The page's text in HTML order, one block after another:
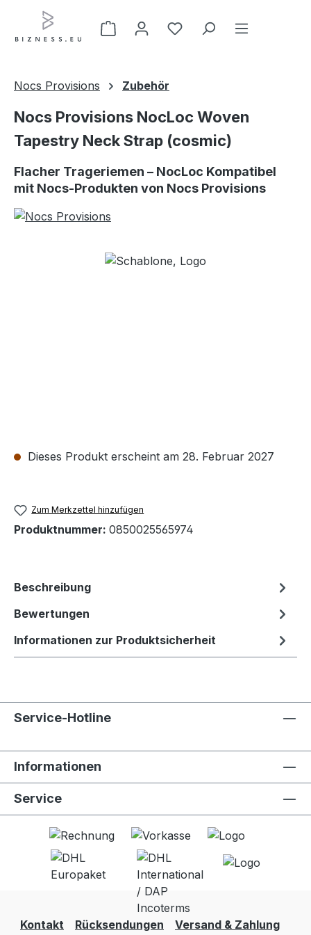
Zum Hauptinhalt springen
Nocs Provisions Zubehör
Nocs Provisions NocLoc Woven
Tapestry Neck Strap (cosmic)
Flacher Trageriemen – NocLoc Kompatibel
mit Nocs-Produkten von Nocs Provisions
Bildergalerie überspringen
Dieses Produkt erscheint am 28. Februar 2027
Zum Merkzettel hinzufügen
Produktnummer: 0850025565974
Beschreibung
Bewertungen
Informationen zur Produktsicherheit
Service-Hotline
Informationen
Service
Kontakt Rücksendungen Versand & Zahlung